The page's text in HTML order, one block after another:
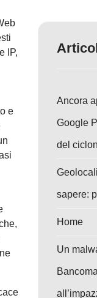
IP,
e
Ancora
Google
del
sapere:
Home
Un